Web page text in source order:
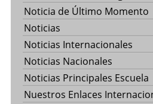
Noticia de Último Momento
Noticias
Noticias Internacionales
Noticias Nacionales
Noticias Principales Escuela
Nuestros Enlaces